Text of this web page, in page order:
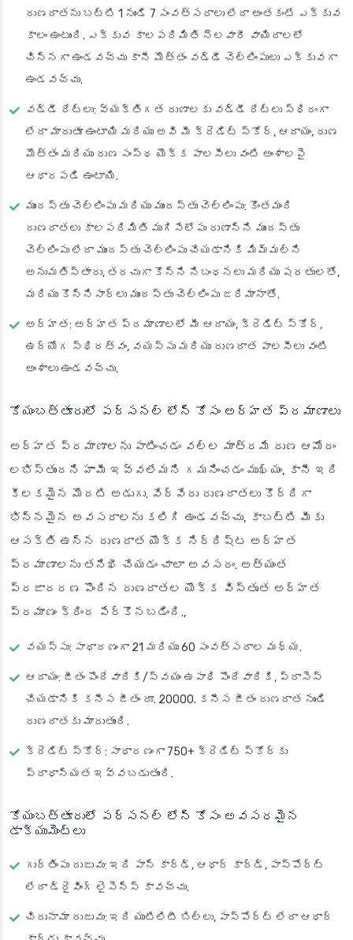
రుణదాతను బట్టి 1 నుండి 7 సంవత్సరాలు లేదా అంతకంటే ఎక్కువ
కాలం ఉంటుంది. ఎక్కువ కాలపరిమితి నెలవారీ వాయిదాలలో
చిన్నగా ఉండవచ్చు కానీ మొత్తం వడ్డీ చెల్లింపులు ఎక్కువగా
ఉండవచ్చు.
వడ్డీ రేట్లు: వ్యక్తిగత రుణాలకు వడ్డీ రేట్లు స్థిరంగా
లేదా మారుతూ ఉంటాయి మరియు అవి మీ క్రెడిట్ స్కోర్, ఆదాయం, రుణ
మొత్తం మరియు రుణ సంస్థ యొక్క పాలసీలు వంటి అంశాలపై
ఆధారపడి ఉంటాయి.
ముందస్తు చెల్లింపు మరియు ముందస్తు చెల్లింపు: కొంతమంది
రుణదాతలు కాలపరిమితి ముగిసేలోపు రుణాన్ని ముందస్తు
చెల్లింపు లేదా ముందస్తు చెల్లింపు చేయడానికి మిమ్మల్ని
అనుమతిస్తారు, తరచుగా కొన్ని నిబంధనలు మరియు షరతులతో,
మరియు కొన్నిసార్లు ముందస్తు చెల్లింపు జరిమానాతో.
అర్హత: అర్హత ప్రమాణాలలో మీ ఆదాయం, క్రెడిట్ స్కోర్,
ఉద్యోగ స్థిరత్వం, వయస్సు మరియు రుణదాత పాలసీలు వంటి
అంశాలు ఉండవచ్చు.
కోయంబత్తూరులో పర్సనల్ లోన్ కోసం అర్హత ప్రమాణాలు
అర్హత ప్రమాణాలను పాటించడం వల్ల మాత్రమే రుణ ఆమోదం
లభిస్తుందని హామీ ఇవ్వలేమని గమనించడం ముఖ్యం, కానీ ఇది
కీలకమైన మొదటి అడుగు. వేర్వేరు రుణదాతలు కొద్దిగా
భిన్నమైన అవసరాలను కలిగి ఉండవచ్చు, కాబట్టి మీకు
ఆసక్తి ఉన్న రుణదాత యొక్క నిర్దిష్ట అర్హత
ప్రమాణాలను తనిఖీ చేయడం చాలా అవసరం. అత్యంత
ప్రజాదరణ పొందిన రుణదాతల యొక్క విస్తృత అర్హత
ప్రమాణం క్రింద పేర్కొనబడింది.,
వయస్సు: సాధారణంగా 21 మరియు 60 సంవత్సరాల మధ్య.
ఆదాయం: జీతం పొందేవారికి/స్వయం ఉపాధి పొందేవారికి, ప్రాసెస్
చేయడానికి కనీస జీతం రూ. 20000. కనీస జీతం రుణదాత నుండి
రుణదాతకు మారుతుంది.
క్రెడిట్ స్కోర్ : సాధారణంగా 750+ క్రెడిట్ స్కోర్‌కు
ప్రాధాన్యత ఇవ్వబడుతుంది.
కోయంబత్తూరులో పర్సనల్ లోన్ కోసం అవసరమైన
డాక్యుమెంట్లు
గుర్తింపు రుజువు: ఇది పాన్ కార్డ్, ఆధార్ కార్డ్, పాస్‌పోర్ట్
లేదా డ్రైవింగ్ లైసెన్స్ కావచ్చు.
చిరునామా రుజువు: ఇది యుటిలిటీ బిల్లు, పాస్‌పోర్ట్ లేదా ఆధార్